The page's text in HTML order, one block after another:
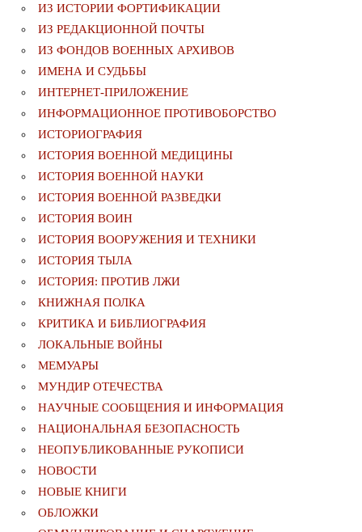
ИЗ ИСТОРИИ ФОРТИФИКАЦИИ
ИЗ РЕДАКЦИОННОЙ ПОЧТЫ
ИЗ ФОНДОВ ВОЕННЫХ АРХИВОВ
ИМЕНА И СУДЬБЫ
ИНТЕРНЕТ-ПРИЛОЖЕНИЕ
ИНФОРМАЦИОННОЕ ПРОТИВОБОРСТВО
ИСТОРИОГРАФИЯ
ИСТОРИЯ ВОЕННОЙ МЕДИЦИНЫ
ИСТОРИЯ ВОЕННОЙ НАУКИ
ИСТОРИЯ ВОЕННОЙ РАЗВЕДКИ
ИСТОРИЯ ВОИН
ИСТОРИЯ ВООРУЖЕНИЯ И ТЕХНИКИ
ИСТОРИЯ ТЫЛА
ИСТОРИЯ: ПРОТИВ ЛЖИ
КНИЖНАЯ ПОЛКА
КРИТИКА И БИБЛИОГРАФИЯ
ЛОКАЛЬНЫЕ ВОЙНЫ
МЕМУАРЫ
МУНДИР ОТЕЧЕСТВА
НАУЧНЫЕ СООБЩЕНИЯ И ИНФОРМАЦИЯ
НАЦИОНАЛЬНАЯ БЕЗОПАСНОСТЬ
НЕОПУБЛИКОВАННЫЕ РУКОПИСИ
НОВОСТИ
НОВЫЕ КНИГИ
ОБЛОЖКИ